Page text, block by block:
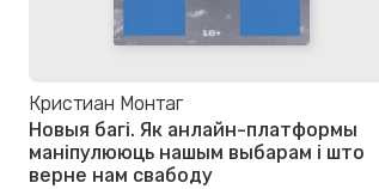
Кристиан Монтаг
Новыя багі. Як анлайн-платформы
маніпулююць нашым выбарам і што
верне нам свабоду